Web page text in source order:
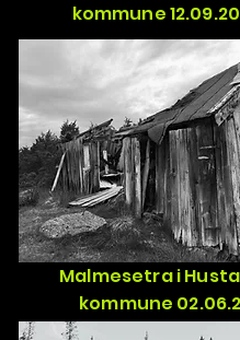
kommune
Malmesetra i
kommune